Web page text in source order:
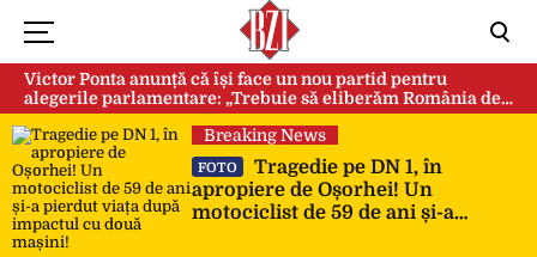
Victor Ponta anunță că își face un nou partid pentru
alegerile parlamentare: „Trebuie să eliberăm România de
această sectă globalistă”
Breaking News
FOTO
Tragedie pe DN 1, în
apropiere de Oșorhei! Un
motociclist de 59 de ani și-a